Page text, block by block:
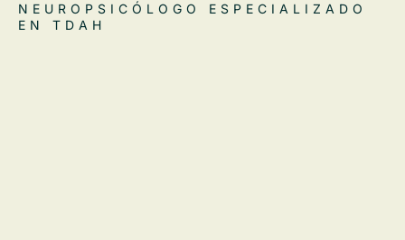
NEUROPSICÓLOGO ESPECIALIZADO
EN TDAH